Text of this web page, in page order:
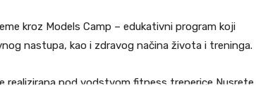
kroz Models Camp – edukativni program koji
nastupa, kao i zdravog načina života i treninga.
realizirana pod vodstvom fitness trenerice Nusrete